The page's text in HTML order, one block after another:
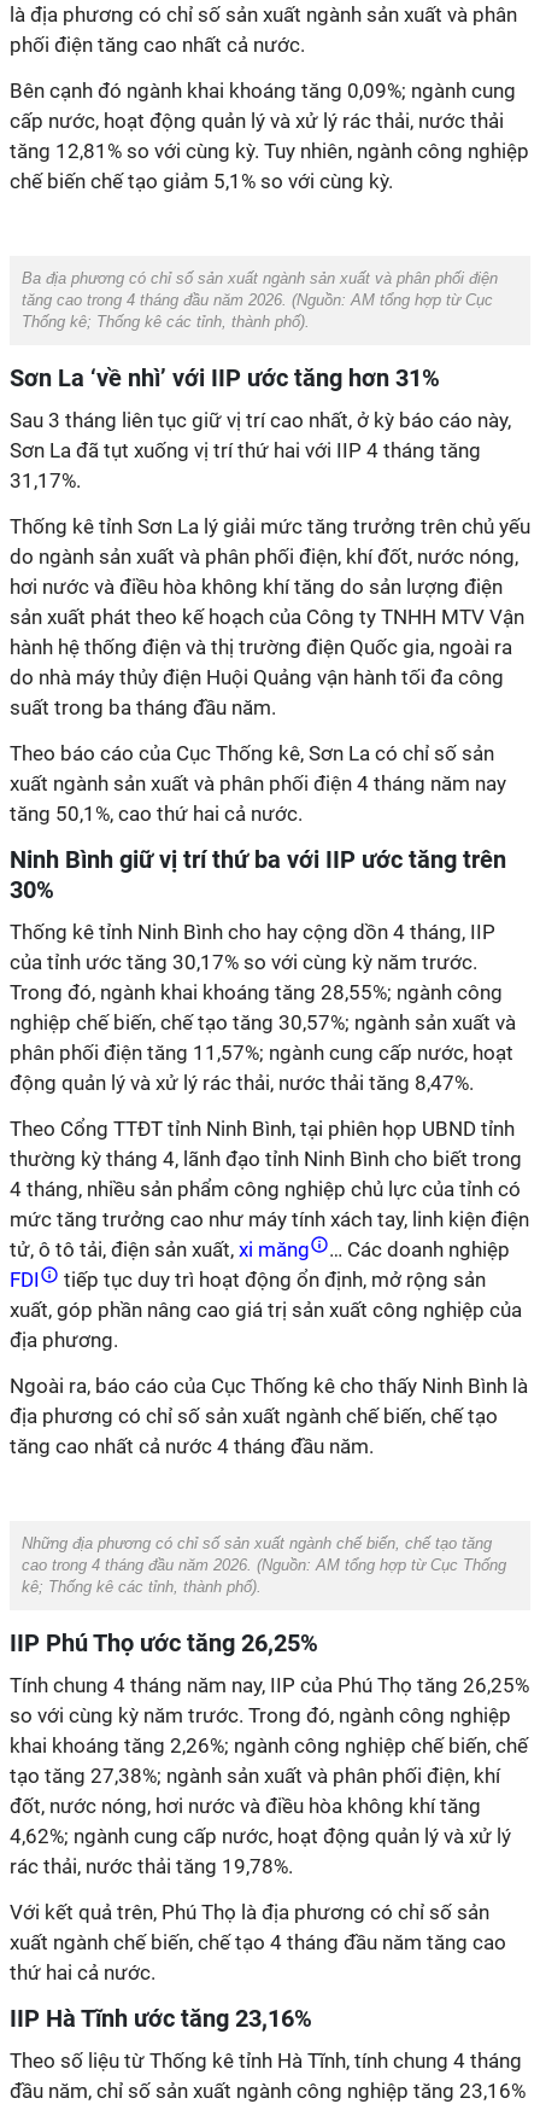
là địa phương có chỉ số sản xuất ngành sản xuất và phân
phối điện tăng cao nhất cả nước.
Bên cạnh đó ngành khai khoáng tăng 0,09%; ngành cung
cấp nước, hoạt động quản lý và xử lý rác thải, nước thải
tăng 12,81% so với cùng kỳ. Tuy nhiên, ngành công nghiệp
chế biến chế tạo giảm 5,1% so với cùng kỳ.
Ba địa phương có chỉ số sản xuất ngành sản xuất và phân phối điện
tăng cao trong 4 tháng đầu năm 2026. (Nguồn:AM tổng hợp từCục
Thống kê; Thống kê các tỉnh, thành phố).
Sơn La ‘về nhì’ với IIP ước tăng hơn 31%
Sau 3 tháng liên tục giữ vị trí cao nhất, ở kỳ báo cáo này,
Sơn La đã tụt xuống vị trí thứ hai với IIP 4 tháng tăng
31,17%.
Thống kê tỉnh Sơn La lý giải mức tăng trưởng trên chủ yếu
do ngành sản xuất và phân phối điện, khí đốt, nước nóng,
hơi nước và điều hòa không khí tăng do sản lượng điện
sản xuất phát theo kế hoạch của Công ty TNHH MTV Vận
hành hệ thống điện và thị trường điện Quốc gia, ngoài ra
do nhà máy thủy điện Huội Quảng vận hành tối đa công
suất trong ba tháng đầu năm.
Theo báo cáo của Cục Thống kê, Sơn La có chỉ số sản
xuất ngành sản xuất và phân phối điện 4 tháng năm nay
tăng 50,1%, cao thứ hai cả nước.
Ninh Bình giữ vị trí thứ ba với IIP ước tăng trên
30%
Thống kê tỉnh Ninh Bình cho hay cộng dồn 4 tháng, IIP
của tỉnh ước tăng 30,17% so với cùng kỳ năm trước.
Trong đó, ngành khai khoáng tăng 28,55%; ngành công
nghiệp chế biến, chế tạo tăng 30,57%; ngành sản xuất và
phân phối điện tăng 11,57%; ngành cung cấp nước, hoạt
động quản lý và xử lý rác thải, nước thải tăng 8,47%.
Theo Cổng TTĐT tỉnh Ninh Bình, tại phiên họp UBND tỉnh
thường kỳ tháng 4, lãnh đạo tỉnh Ninh Bình cho biết trong
4 tháng, nhiều sản phẩm công nghiệp chủ lực của tỉnh có
mức tăng trưởng cao như máy tính xách tay, linh kiện điện
tử, ô tô tải, điện sản xuất, xi măng
… Các doanh nghiệp
FDI
tiếp tục duy trì hoạt động ổn định, mở rộng sản
xuất, góp phần nâng cao giá trị sản xuất công nghiệp của
địa phương.
Ngoài ra, báo cáo của Cục Thống kê cho thấy Ninh Bình là
địa phương có chỉ số sản xuất ngành chế biến, chế tạo
tăng cao nhất cả nước 4 tháng đầu năm.
Những địa phương có chỉ số sản xuất ngành chế biến, chế tạo tăng
cao trong 4 tháng đầu năm 2026. (Nguồn:AM tổng hợp từCục Thống
kê; Thống kê các tỉnh, thành phố).
IIP Phú Thọ ước tăng 26,25%
Tính chung 4 tháng năm nay, IIP của Phú Thọ tăng 26,25%
so với cùng kỳ năm trước. Trong đó, ngành công nghiệp
khai khoáng tăng 2,26%; ngành công nghiệp chế biến, chế
tạo tăng 27,38%; ngành sản xuất và phân phối điện, khí
đốt, nước nóng, hơi nước và điều hòa không khí tăng
4,62%; ngành cung cấp nước, hoạt động quản lý và xử lý
rác thải, nước thải tăng 19,78%.
Với kết quả trên, Phú Thọ là địa phương có chỉ số sản
xuất ngành chế biến, chế tạo 4 tháng đầu năm tăng cao
thứ hai cả nước.
IIP Hà Tĩnh ước tăng 23,16%
Theo số liệu từ Thống kê tỉnh Hà Tĩnh, tính chung 4 tháng
đầu năm, chỉ số sản xuất ngành công nghiệp tăng 23,16%